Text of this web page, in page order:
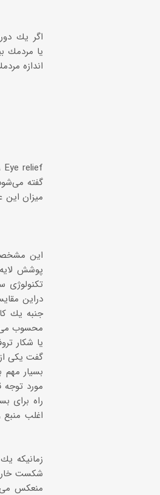
اندازه
گفته
میزان این
این
پوشش
تكنولوژی
دراین
جنبه یك
محسوب
یا شكار
گفت یكی
بسیار
مورد توجه
راه برای
اغلب
زمانیكه
شكست